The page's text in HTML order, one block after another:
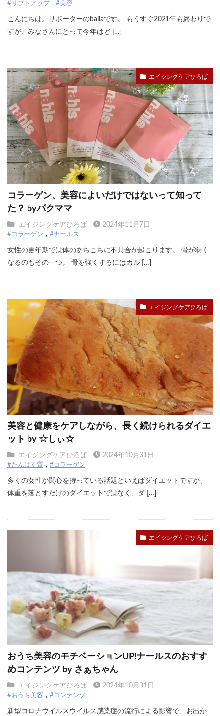
#リフトアップ #美容
こんにちは。サポーターのbailaです。 もうすぐ2021年も終わりで
すが、みなさんにとって今年はど […]
エイジングケアひろば
コラーゲン、美容によいだけではないって知って
た？ byパクママ
エイジングケアひろば 2024年11月7日
#コラーゲン #ナールス
女性の更年期では体のあちこちに不具合が起こります。 骨が弱く
なるのもその一つ。 骨を強くするにはカル […]
エイジングケアひろば
美容と健康をケアしながら、長く続けられるダイエ
ット by ☆しぃ☆
エイジングケアひろば 2024年10月31日
#たんぱく質 #コラーゲン
多くの女性が関心を持っている話題といえばダイエットですが、
体重を落とすだけのダイエットではなく、ダ […]
エイジングケアひろば
おうち美容のモチベーションUP!ナールスのおすす
めコンテンツ by さぁちゃん
エイジングケアひろば 2024年10月31日
#おうち美容 #コンテンツ
新型コロナウイルスウイルス感染症の流行による影響で、お出か